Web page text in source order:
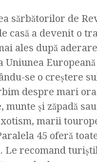
sărbătorilor de
casă a devenit o
ales după
Uniunea Europeană
se o creștere
despre mari
munte și zăpadă
marii
45 oferă
Le recomand